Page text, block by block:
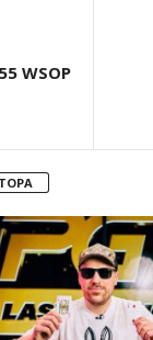
WSOP